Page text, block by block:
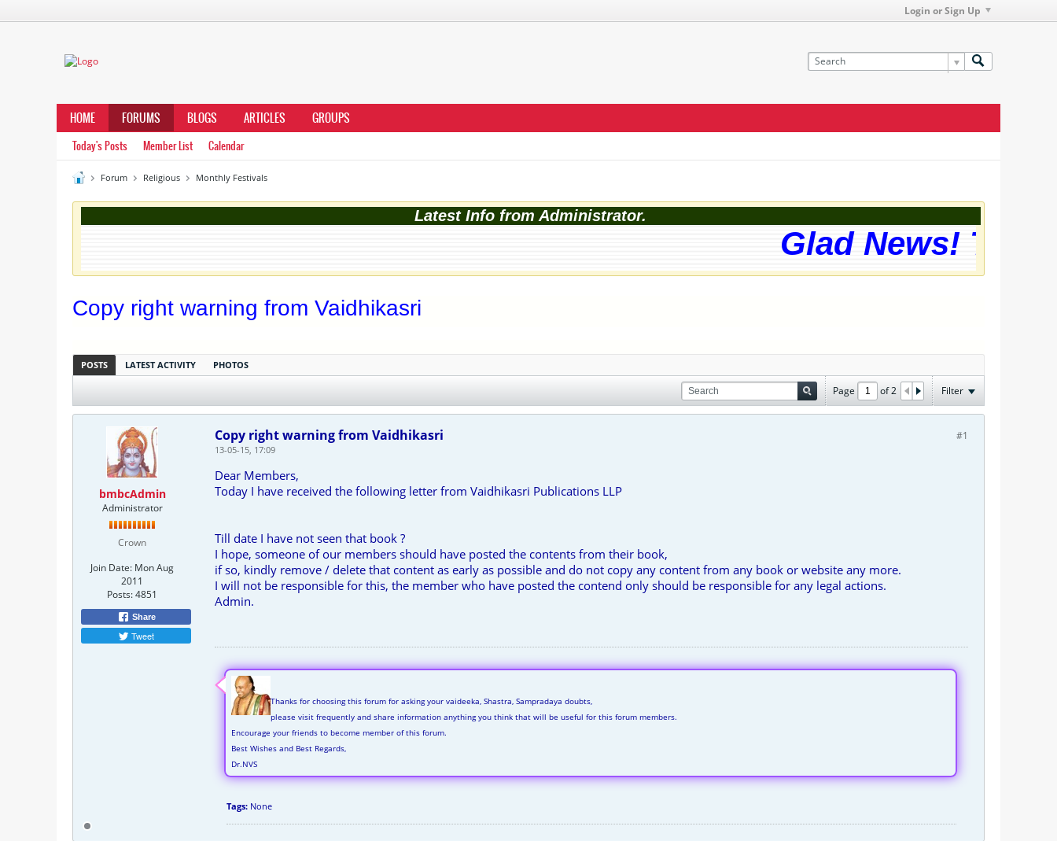
Login or Sign Up
HOME FORUMS BLOGS ARTICLES GROUPS
Today's Posts Member List Calendar
Forum Religious Monthly Festivals
Latest Info from Administrator.
Glad News! The
Copy right warning from Vaidhikasri
POSTS LATEST ACTIVITY PHOTOS
Page of2 Filter
bmbcAdmin
Administrator
Crown
Join Date: Mon Aug
2011
Posts:4851
Share
Tweet
#1
Copy right warning from Vaidhikasri
13-05-15, 17:09
Dear Members,
Today I have received the following letter from Vaidhikasri Publications LLP
Till date I have not seen that book ?
I hope, someone of our members should have posted the contents from their book,
if so, kindly remove / delete that content as early as possible and do not copy any content from any book or website any more.
I will not be responsible for this, the member who have posted the contend only should be responsible for any legal actions.
Admin.
Thanks for choosing this forum for asking your vaideeka, Shastra, Sampradaya doubts,
please visit frequently and share information anything you think that will be useful for this forum members.
Encourage your friends to become member of this forum.
Best Wishes and Best Regards,
Dr.NVS
Tags: None